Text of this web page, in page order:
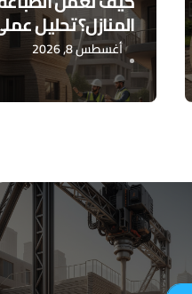
المنازل؟ تحليل
أغسطس 8, 2026